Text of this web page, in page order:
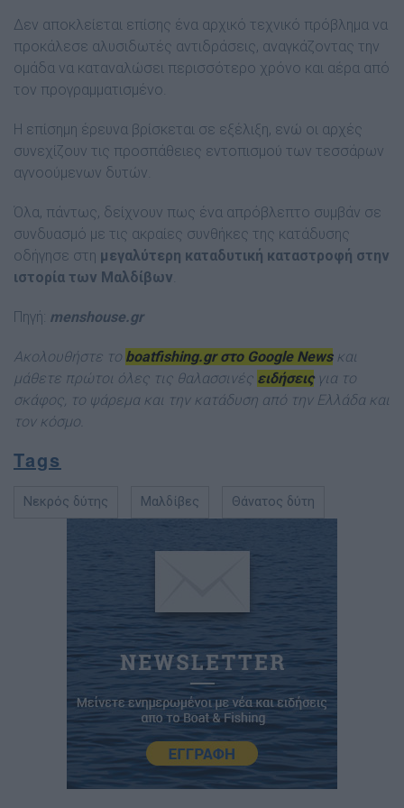
Δεν αποκλείεται επίσης ένα αρχικό τεχνικό πρόβλημα να
προκάλεσε αλυσιδωτές αντιδράσεις, αναγκάζοντας την
ομάδα να καταναλώσει περισσότερο χρόνο και αέρα από
τον προγραμματισμένο.
Η επίσημη έρευνα βρίσκεται σε εξέλιξη, ενώ οι αρχές
συνεχίζουν τις προσπάθειες εντοπισμού των τεσσάρων
αγνοούμενων δυτών.
Όλα, πάντως, δείχνουν πως ένα απρόβλεπτο συμβάν σε
συνδυασμό με τις ακραίες συνθήκες της κατάδυσης
οδήγησε στη μεγαλύτερη καταδυτική καταστροφή στην
ιστορία των Μαλδίβων
Πηγή: menshouse.gr
Ακολουθήστε το boatfishing.gr στο Google Newsκαι
μάθετε πρώτοι όλες τις θαλασσινές ειδήσειςγια το
σκάφος, το ψάρεμα και την κατάδυση από την Ελλάδα και
τον κόσμο.
Tags
Νεκρός δύτης Μαλδίβες Θάνατος δύτη